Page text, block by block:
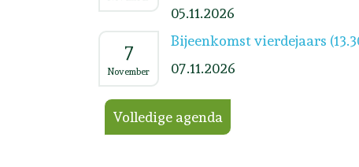
05.11.2026
7
November
Bijeenkomst vierdejaars
07.11.2026
Volledige agenda